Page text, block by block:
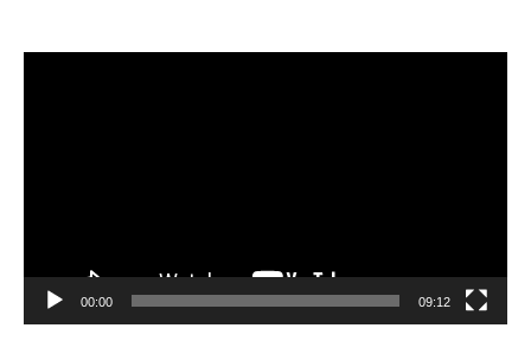
00:00 09:12